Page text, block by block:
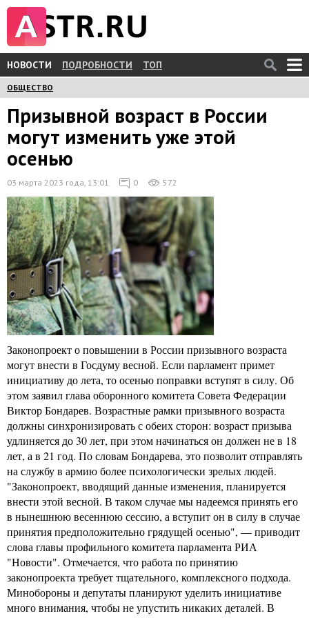
НОВОСТИ ПОДРОБНОСТИ ТОП
ОБЩЕСТВО
Призывной возраст в России
могут изменить уже этой
осенью
03 марта 2023 года, 13:01 0 572
Законопроект о повышении в России призывного возраста
могут внести в Госдуму весной. Если парламент примет
инициативу до лета, то осенью поправки вступят в силу. Об
этом заявил глава оборонного комитета Совета Федерации
Виктор Бондарев. Возрастные рамки призывного возраста
должны синхронизировать с обеих сторон: возраст призыва
удлиняется до 30 лет, при этом начинаться он должен не в 18
лет, а в 21 год. По словам Бондарева, это позволит отправлять
на службу в армию более психологически зрелых людей.
"Законопроект, вводящий данные изменения, планируется
внести этой весной. В таком случае мы надеемся принять его
в нынешнюю весеннюю сессию, а вступит он в силу в случае
принятия предположительно грядущей осенью", — приводит
слова главы профильного комитета парламента РИА
"Новости". Отмечается, что работа по принятию
законопроекта требует тщательного, комплексного подхода.
Минобороны и депутаты планируют уделить инициативе
много внимания, чтобы не упустить никаких деталей. В